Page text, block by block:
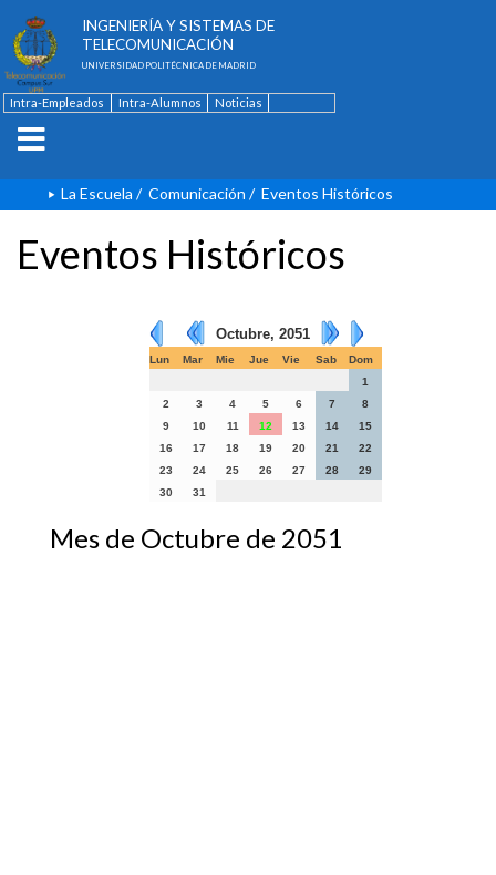
INGENIERÍA Y SISTEMAS DE
TELECOMUNICACIÓN
UNIVERSIDAD POLITÉCNICA DE MADRID
Intra-Empleados Intra-Alumnos
Noticias
La Escuela / Comunicación / Eventos Históricos
Eventos Históricos
Octubre, 2051
Lun Mar Mie Jue Vie Sab
Dom
1
2
3 4 5 6 7
8
9
10 11 12 13 14
15
16
17 18 19 20 21
22
23
24 25 26 27 28
29
30
31
Mes de Octubre de 2051